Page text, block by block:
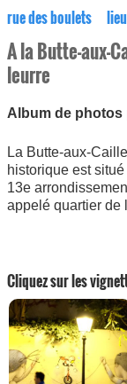
rue des boulets
A la Butte-aux-
leurre
Album de photos
La Butte-aux-
historique est
13e
appelé quartier
Cliquez sur les